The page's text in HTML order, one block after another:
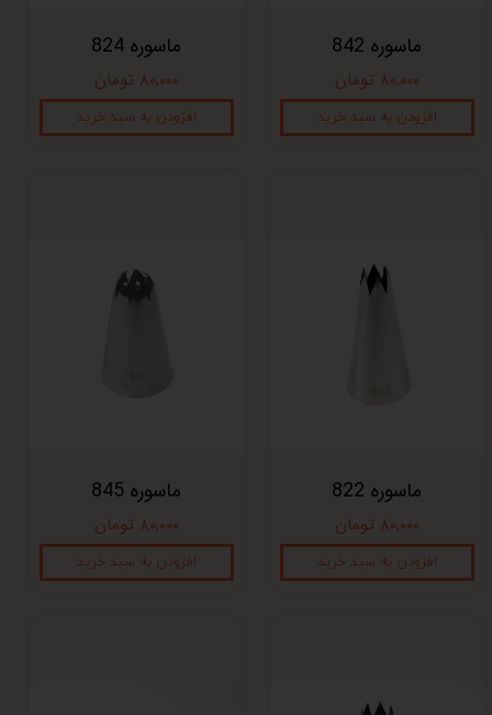
ماسوره 842
۸۰,۰۰۰ تومان
افزودن به سبد خرید
ماسوره 824
۸۰,۰۰۰ تومان
افزودن به سبد خرید
ماسوره 822
۸۰,۰۰۰ تومان
افزودن به سبد خرید
ماسوره 845
۸۰,۰۰۰ تومان
افزودن به سبد خرید